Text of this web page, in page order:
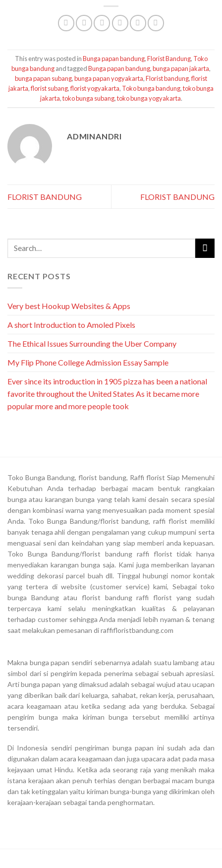
This entry was posted inBunga papan bandung,Florist Bandung, Toko
bunga bandungand taggedBunga papan bandung,bunga papan jakarta,
bunga papan subang,bunga papan yogyakarta,Florist bandung,florist
jakarta,florist subang,florist yogyakarta, Toko bunga bandung,toko bunga
jakarta,toko bunga subang,toko bunga yogyakarta.
ADMINANDRI
FLORIST BANDUNG FLORIST BANDUNG
RECENT POSTS
Very best Hookup Websites & Apps
A short Introduction to Amoled Pixels
The Ethical Issues Surrounding the Uber Company
My Flip Phone College Admission Essay Sample
Ever since its introduction in 1905 pizza has been a national
favorite throughout the United States As it became more
popular more and more people took
Toko Bunga Bandung, florist bandung, Raffi florist Siap Memenuhi
Kebutuhan Anda terhadap berbagai macam bentuk rangkaian
bunga atau karangan bunga yang telah kami desain secara spesial
dengan kombinasi warna yang menyesuaikan pada moment spesial
Anda. Toko Bunga Bandung/florist bandung, raffi florist memiliki
banyak tenaga ahli dengan pengalaman yang cukup mumpuni serta
menguasai seni dan keindahan yang siap memberi anda kepuasan.
Toko Bunga Bandung/florist bandung raffi florist tidak hanya
menyediakan karangan bunga saja. Kami juga memberikan layanan
wedding dekorasi parcel buah dll. Tinggal hubungi nomor kontak
yang tertera di website (customer service) kami, Sebagai toko
bunga Bandung atau florist bandung raffi florist yang sudah
terpercaya kami selalu meningkatkan kualitas & pelayanan
terhadap customer sehingga Anda menjadi lebih nyaman & tenang
saat melakukan pemesanan di raffifloristbandung.com
Makna bunga papan sendiri sebenarnya adalah suatu lambang atau
simbol dari si pengirim kepada penerima sebagai sebuah apresiasi.
Arti bunga papan yang dimaksud adalah sebagai wujud atau ucapan
yang diberikan baik dari keluarga, sahabat, rekan kerja, perusahaan,
acara keagamaan atau ketika sedang ada yang berduka. Sebagai
pengirim bunga maka kiriman bunga tersebut memiliki artinya
tersendiri.
Di Indonesia sendiri pengiriman bunga papan ini sudah ada dan
digunakan dalam acara keagamaan dan juga upacara adat pada masa
kejayaan umat Hindu. Ketika ada seorang raja yang menikah maka
istana kerajaan akan penuh terhias dengan berbagai macam bunga
dan tak ketinggalan yaitu kiriman bunga-bunga yang dikirimkan oleh
kerajaan-kerajaan sebagai tanda penghormatan.